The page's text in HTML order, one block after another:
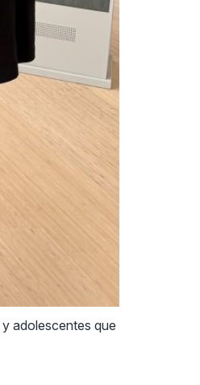
adolescentes que